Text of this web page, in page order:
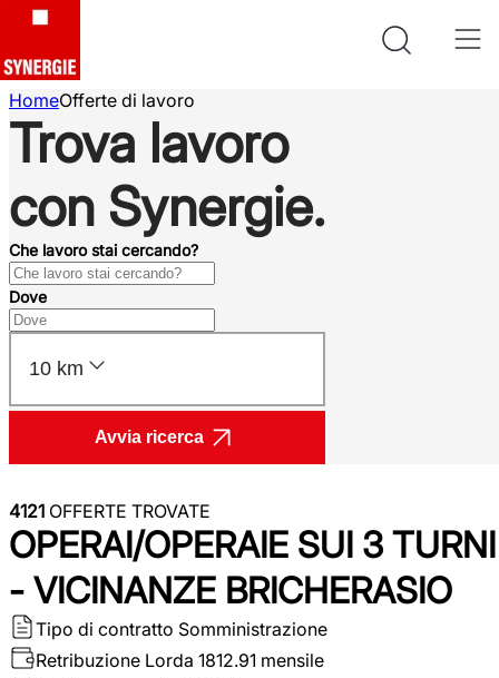
HomeOfferte di lavoro
Trova lavoro
con Synergie.
Che lavoro stai cercando?
Dove
10 km
Avvia ricerca
4121 OFFERTE TROVATE
OPERAI/OPERAIE SUI 3 TURNI
- VICINANZE BRICHERASIO
Tipo di contratto Somministrazione
Retribuzione Lorda 1812.91 mensile